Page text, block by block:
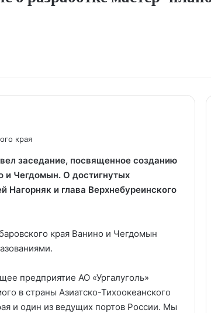
края
заседание, посвященное созданию
и Чегдомын. О достигнутых
Нагорняк и глава Верхнебуреинского
края Ванино и Чегдомын
предприятие АО «Ургалуголь»
в страны Азиатско-Тихоокеанского
и один из ведущих портов России. Мы